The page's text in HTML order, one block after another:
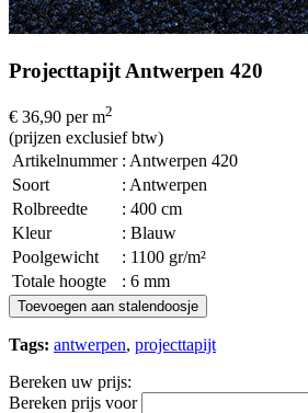
Projecttapijt Antwerpen 420
€ 36,90 per m2
(prijzen exclusief btw)
Artikelnummer : Antwerpen 420
Soort
: Antwerpen
Rolbreedte
: 400 cm
Kleur
: Blauw
Poolgewicht
: 1100 gr/m²
Totale hoogte
: 6 mm
Toevoegen aan stalendoosje
Tags: antwerpen, projecttapijt
Bereken uw prijs:
Bereken prijs voor